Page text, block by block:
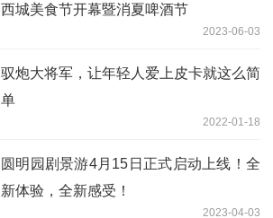
西城美食节开幕暨消夏啤酒节
2023-06-03
驭炮大将军，让年轻人爱上皮卡就这么简
单
2022-01-18
圆明园剧景游4月15日正式启动上线！全
新体验，全新感受！
2023-04-03